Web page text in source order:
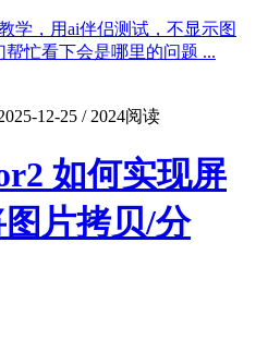
学，用ai伴侣测试，不显示图
忙看下会是哪里的问题 ...
12-25 /2024阅读
如何实现屏
片拷贝/分